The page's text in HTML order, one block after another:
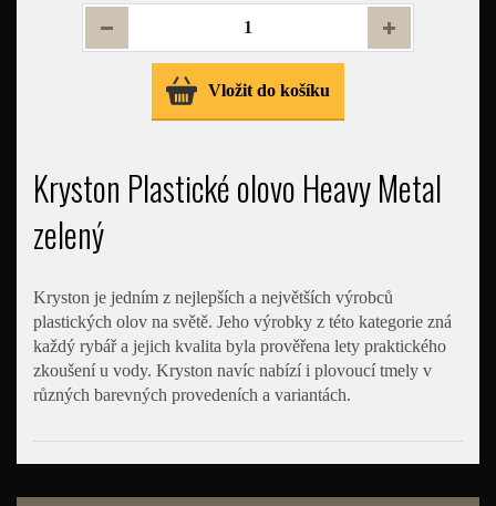
Vložit do košíku
Kryston Plastické olovo Heavy Metal
zelený
Kryston je jedním z nejlepších a největších výrobců
plastických olov na světě. Jeho výrobky z této kategorie zná
každý rybář a jejich kvalita byla prověřena lety praktického
zkoušení u vody. Kryston navíc nabízí i plovoucí tmely v
různých barevných provedeních a variantách.